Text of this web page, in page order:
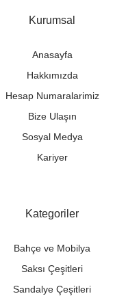
Kurumsal
Anasayfa
Hakkımızda
Hesap Numaralarimiz
Bize Ulaşın
Sosyal Medya
Kariyer
Kategoriler
Bahçe ve Mobilya
Saksı Çeşitleri
Sandalye Çeşitleri